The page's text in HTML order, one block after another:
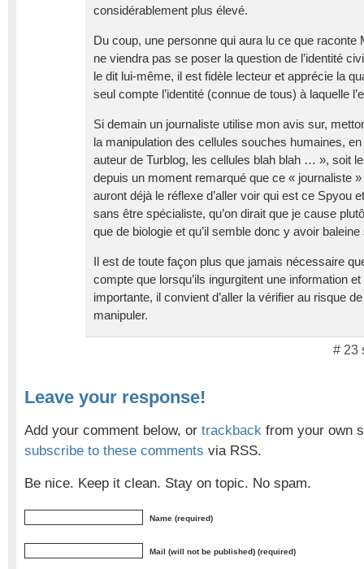
considérablement plus élevé.
Du coup, une personne qui aura lu ce que raconte
ne viendra pas se poser la question de l’identité
le dit lui-même, il est fidèle lecteur et apprécie la
seul compte l’identité (connue de tous) à laquelle
Si demain un journaliste utilise mon avis sur,
la manipulation des cellules souches humaines,
auteur de Turblog, les cellules blah blah … », soit
depuis un moment remarqué que ce « journaliste »
auront déjà le réflexe d’aller voir qui est ce Spyou
sans être spécialiste, qu’on dirait que je cause
que de biologie et qu’il semble donc y avoir
Il est de toute façon plus que jamais nécessaire
compte que lorsqu’ils ingurgitent une information et
importante, il convient d’aller la vérifier au risque
manipuler.
# 23
Leave your response!
Add your comment below, or trackback from your own
subscribe to these comments via RSS.
Be nice. Keep it clean. Stay on topic. No spam.
Name (required)
Mail (will not be published) (required)